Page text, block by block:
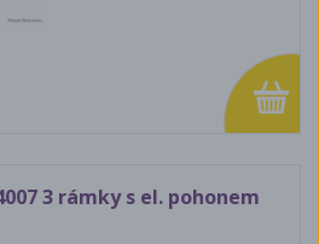
3 rámky s el. pohonem